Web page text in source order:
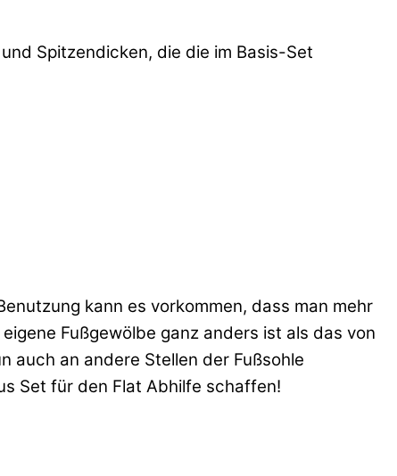
Spitzendicken, die die im Basis-Set
kann es vorkommen, dass man mehr
Fußgewölbe ganz anders ist als das von
auch an andere Stellen der Fußsohle
Set für den Flat Abhilfe schaffen!